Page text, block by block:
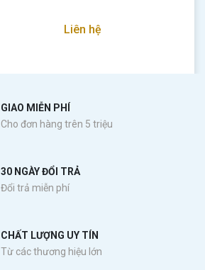
Liên hệ
GIAO MIỄN PHÍ
Cho đơn hàng trên 5 triệu
30 NGÀY ĐỔI TRẢ
Đổi trả miễn phí
CHẤT LƯỢNG UY TÍN
Từ các thương hiệu lớn